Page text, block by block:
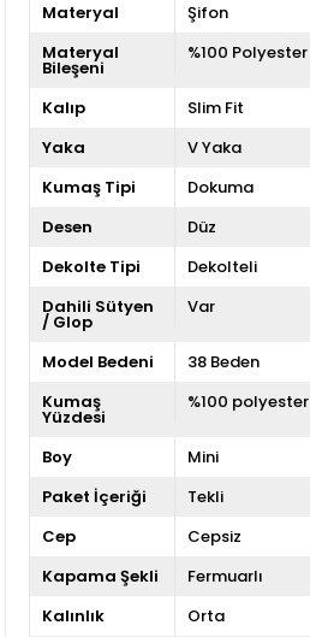
Materyal
Şifon
Materyal
Bileşeni
%100 Polyester
Kalıp
Slim Fit
Yaka
V Yaka
Kumaş Tipi
Dokuma
Desen
Düz
Dekolte Tipi
Dekolteli
Dahili Sütyen
/ Glop
Var
Model Bedeni
38 Beden
Kumaş
Yüzdesi
%100 polyester
Boy
Mini
Paket İçeriği
Tekli
Cep
Cepsiz
Kapama Şekli
Fermuarlı
Kalınlık
Orta